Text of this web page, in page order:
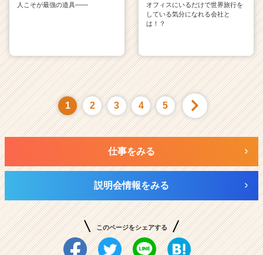
人こそが最強の道具——
オフィスにいるだけで世界旅行を
している気分になれる会社と
は！？
1 2 3 4 5
仕事をみる
説明会情報をみる
このページをシェアする